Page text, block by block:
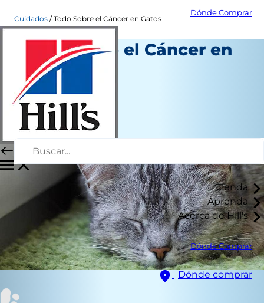
Dónde Comprar
Tienda
Aprenda
Acerca de Hill's
Dónde Comprar
Dónde comprar
Cuidados Todo Sobre el Cáncer en Gatos
Todo Sobre el Cáncer en
Gatos
Salud
Dra. Patty Khuly
Octubre 01, 2018